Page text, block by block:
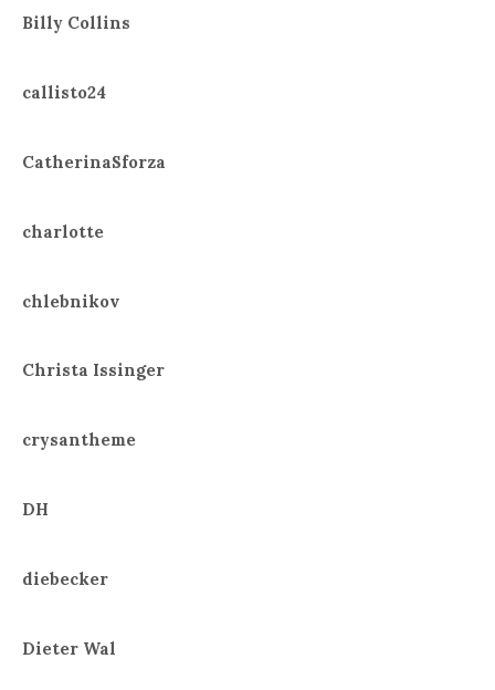
Billy Collins
callisto24
CatherinaSforza
charlotte
chlebnikov
Christa Issinger
crysantheme
DH
diebecker
Dieter Wal